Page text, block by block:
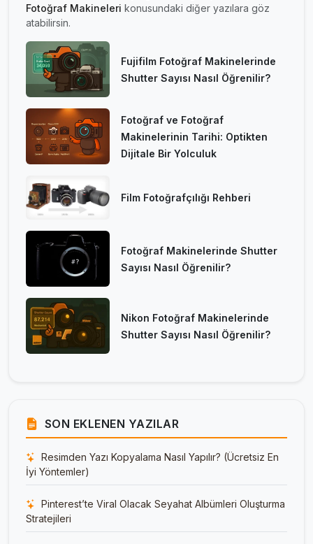
Fotoğraf Makineleri konusundaki diğer yazılara göz
atabilirsin.
Fujifilm Fotoğraf Makinelerinde
Shutter Sayısı Nasıl Öğrenilir?
Fotoğraf ve Fotoğraf
Makinelerinin Tarihi: Optikten
Dijitale Bir Yolculuk
Film Fotoğrafçılığı Rehberi
Fotoğraf Makinelerinde Shutter
Sayısı Nasıl Öğrenilir?
Nikon Fotoğraf Makinelerinde
Shutter Sayısı Nasıl Öğrenilir?
SON EKLENEN YAZILAR
Resimden Yazı Kopyalama Nasıl Yapılır? (Ücretsiz En
İyi Yöntemler)
Pinterest’te Viral Olacak Seyahat Albümleri Oluşturma
Stratejileri